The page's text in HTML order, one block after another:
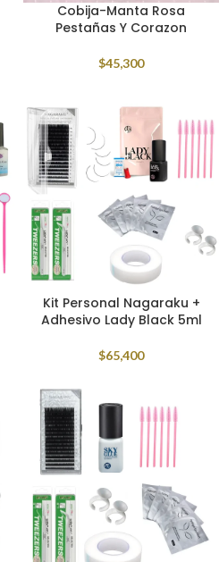
Cobija-Manta Rosa
Pestañas Y Corazon
$45,300
Kit Personal Nagaraku +
Adhesivo Lady Black 5ml
$65,400